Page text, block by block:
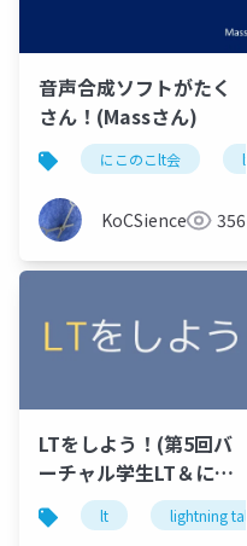
音声合成ソフトがたく
さん！(Massさん)
にこのこlt会 lt
KoCSience 356
LTをしよう！(第5回バ
ーチャル学生LT＆にこ
のこLT会_4 in バーチ
ャル名工大 版)
lt lightning talk